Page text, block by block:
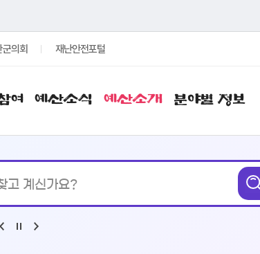
군의회 재난안전포털
여 예산소식 예산소개 분야별 정보
통합검색